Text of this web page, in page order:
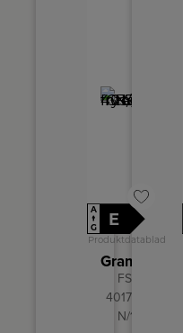
A
↑
G
E
Produktdatablad
FSI
401754
N/1